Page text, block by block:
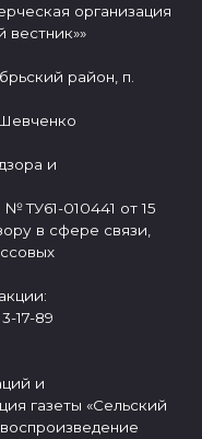
организация
вестник»»
район, п.
и
ТУ61-010441 от 15
в сфере связи,
17-89
и
газеты «Сельский